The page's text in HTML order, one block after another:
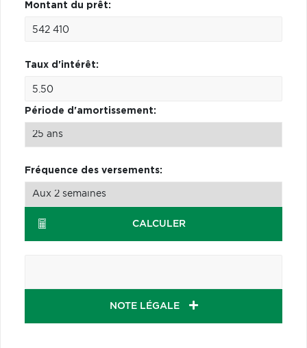
Montant du prêt:
Taux d'intérêt:
Période d'amortissement:
Fréquence des versements:
CALCULER
NOTE LÉGALE